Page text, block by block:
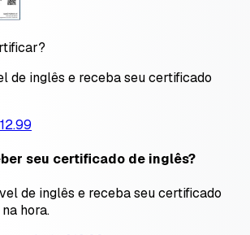
de inglês e receba seu certificado
seu certificado de inglês?
de inglês e receba seu certificado
hora.